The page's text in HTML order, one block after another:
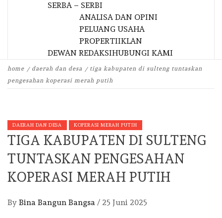
SERBA – SERBI
ANALISA DAN OPINI
PELUANG USAHA
PROPERTIIKLAN
DEWAN REDAKSIHUBUNGI KAMI
home daerah dan desa
tiga kabupaten di sulteng tuntaskan
pengesahan koperasi merah putih
DAERAH DAN DESA KOPERASI MERAH PUTIH
TIGA KABUPATEN DI SULTENG
TUNTASKAN PENGESAHAN
KOPERASI MERAH PUTIH
By Bina Bangun Bangsa / 25 Juni 2025